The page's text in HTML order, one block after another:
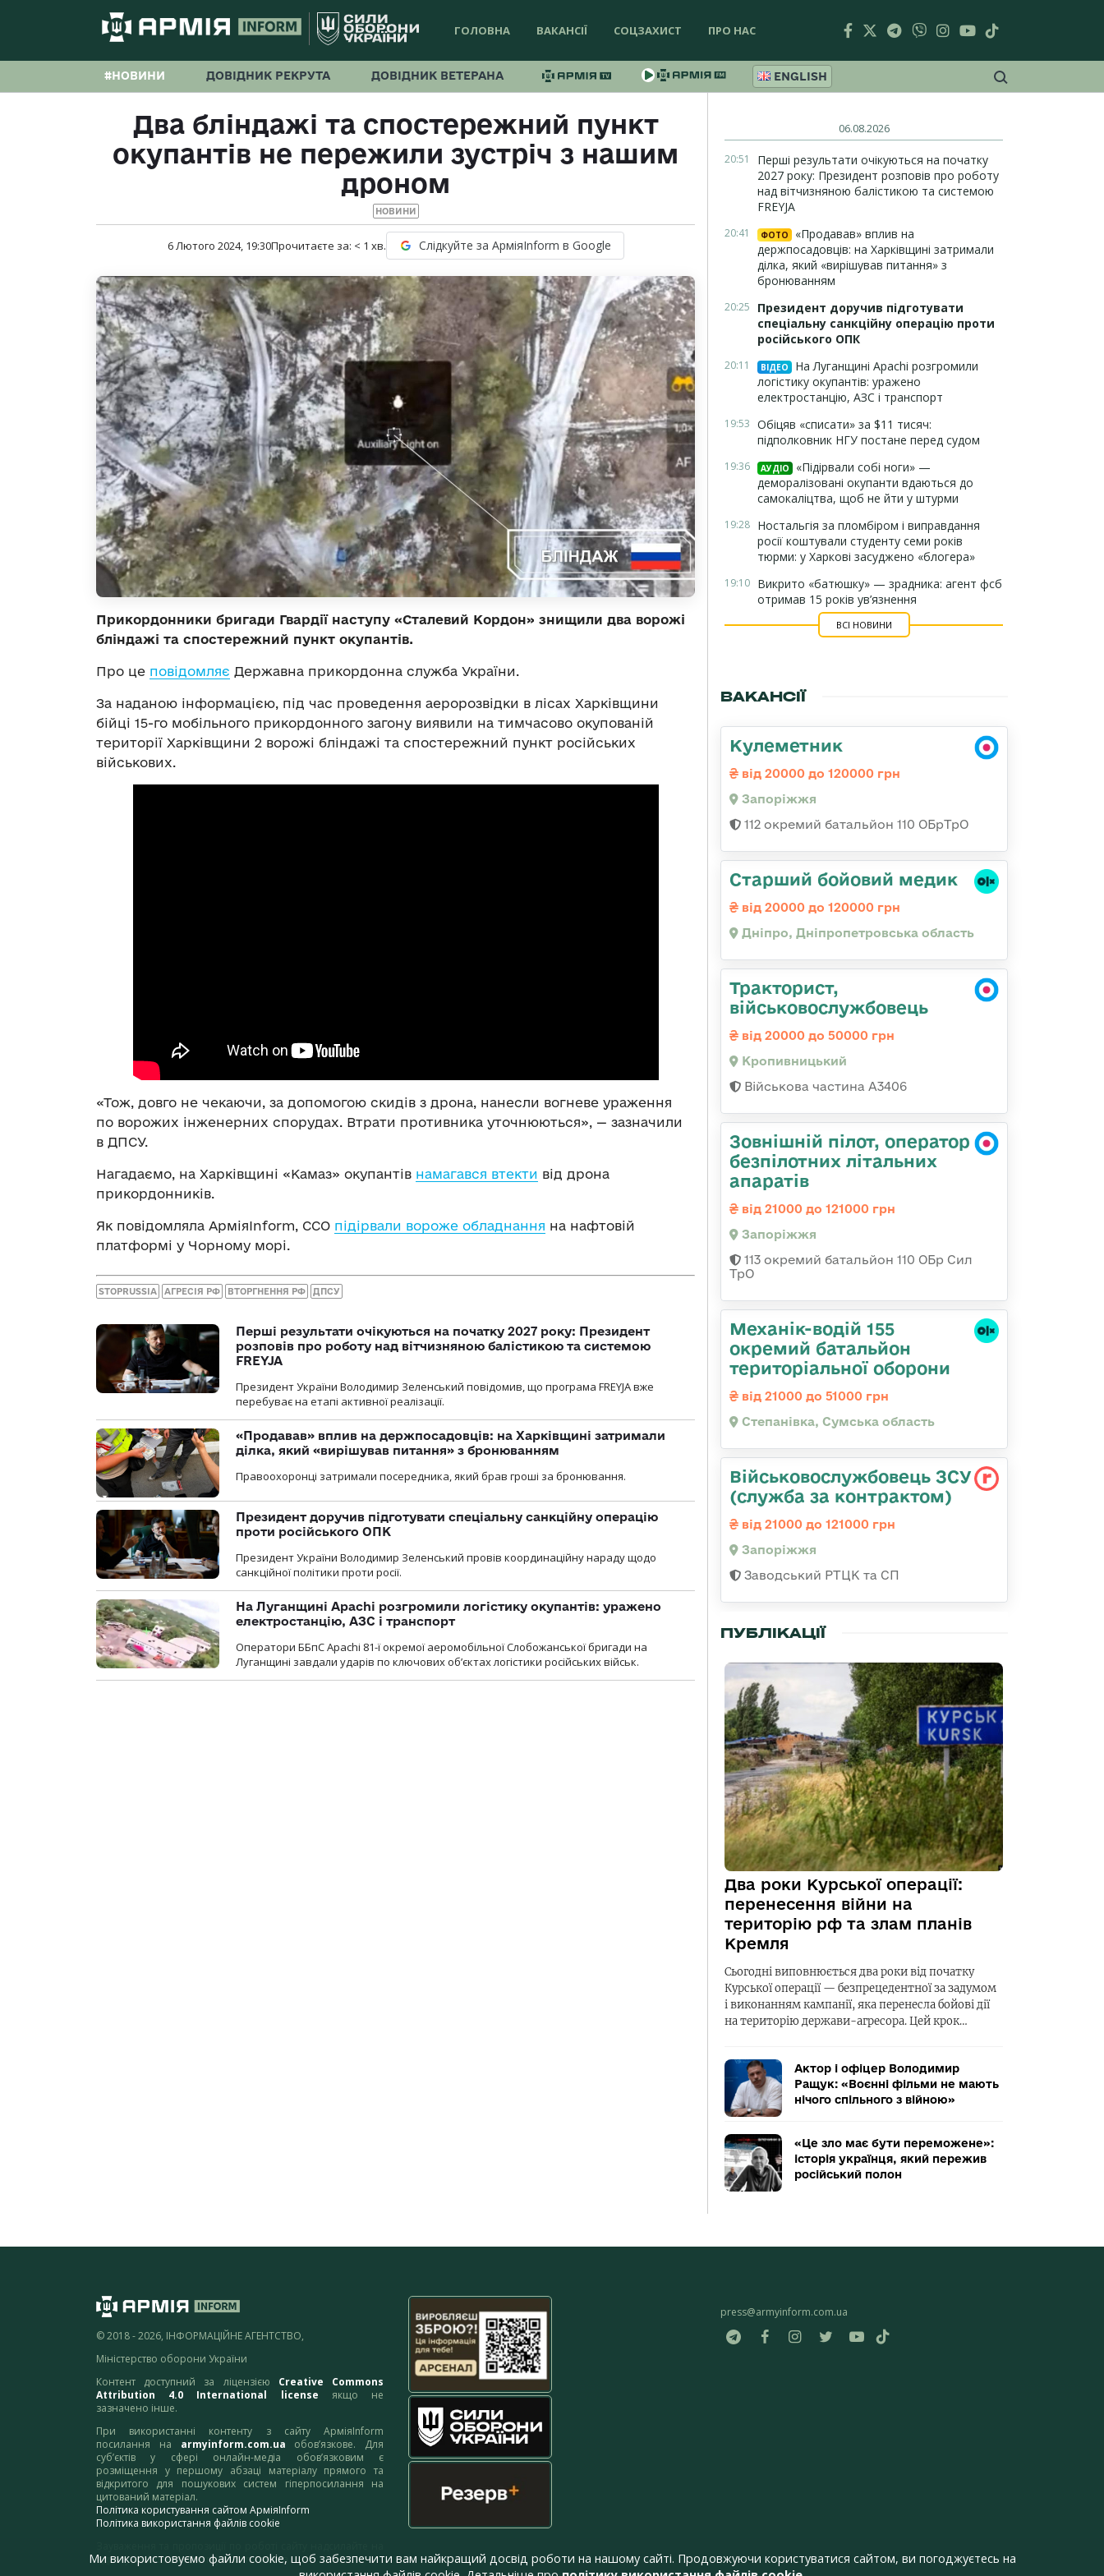
ГОЛОВНА ВАКАНСІЇ СОЦЗАХИСТ ПРО НАС
#НОВИНИ ДОВІДНИК РЕКРУТА ДОВІДНИК ВЕТЕРАНА ENGLISH
Два бліндажі та спостережний пункт
окупантів не пережили зустріч з нашим
дроном
НОВИНИ
6 Лютого 2024, 19:30Прочитаєте за: < 1 хв. Слідкуйте за АрміяInform в Google
Прикордонники бригади Гвардії наступу «Сталевий Кордон» знищили два ворожі
бліндажі та спостережний пункт окупантів.
Про це повідомляє Державна прикордонна служба України.
За наданою інформацією, під час проведення аеророзвідки в лісах Харківщини
бійці 15-го мобільного прикордонного загону виявили на тимчасово окупованій
території Харківщини 2 ворожі бліндажі та спостережний пункт російських
військових.
«Тож, довго не чекаючи, за допомогою скидів з дрона, нанесли вогневе ураження
по ворожих інженерних спорудах. Втрати противника уточнюються», — зазначили
в ДПСУ.
Нагадаємо, на Харківщині «Камаз» окупантів намагався втекти від дрона
прикордонників.
Як повідомляла АрміяInform, ССО підірвали вороже обладнання на нафтовій
платформі у Чорному морі.
STOPRUSSIA АГРЕСІЯ РФ ВТОРГНЕННЯ РФ ДПСУ
Перші результати очікуються на початку 2027 року: Президент
розповів про роботу над вітчизняною балістикою та системою
FREYJA
Президент України Володимир Зеленський повідомив, що програма FREYJA вже
перебуває на етапі активної реалізації.
«Продавав» вплив на держпосадовців: на Харківщині затримали
ділка, який «вирішував питання» з бронюванням
Правоохоронці затримали посередника, який брав гроші за бронювання.
Президент доручив підготувати спеціальну санкційну операцію
проти російського ОПК
Президент України Володимир Зеленський провів координаційну нараду щодо
санкційної політики проти росії.
На Луганщині Apachi розгромили логістику окупантів: уражено
електростанцію, АЗС і транспорт
Оператори ББпС Apachi 81-ї окремої аеромобільної Слобожанської бригади на
Луганщині завдали ударів по ключових об’єктах логістики російських військ.
06.08.2026
20:51
Перші результати очікуються на початку
2027 року: Президент розповів про роботу
над вітчизняною балістикою та системою
FREYJA
20:41 ФОТО
«Продавав» вплив на
держпосадовців: на Харківщині затримали
ділка, який «вирішував питання» з
бронюванням
20:25
Президент доручив підготувати
спеціальну санкційну операцію проти
російського ОПК
20:11 ВІДЕО
На Луганщині Apachi розгромили
логістику окупантів: уражено
електростанцію, АЗС і транспорт
19:53 Обіцяв «списати» за $11 тисяч:
підполковник НГУ постане перед судом
19:36 АУДІО
«Підірвали собі ноги» —
деморалізовані окупанти вдаються до
самокаліцтва, щоб не йти у штурми
19:28 Ностальгія за пломбіром і виправдання
росії коштували студенту семи років
тюрми: у Харкові засуджено «блогера»
19:10 Викрито «батюшку» — зрадника: агент фсб
отримав 15 років ув’язнення
ВСІ НОВИНИ
ВАКАНСІЇ
Кулеметник
від 20000 до 120000 грн
Запоріжжя
112 окремий батальйон 110 ОБрТрО
Старший бойовий медик
від 20000 до 120000 грн
Дніпро, Дніпропетровська область
Тракторист,
військовослужбовець
від 20000 до 50000 грн
Кропивницький
Військова частина А3406
Зовнішній пілот, оператор
безпілотних літальних
апаратів
від 21000 до 121000 грн
Запоріжжя
113 окремий батальйон 110 ОБр Сил
ТрО
Механік-водій 155
окремий батальйон
територіальної оборони
від 21000 до 51000 грн
Степанівка, Сумська область
Військовослужбовець ЗСУ
(служба за контрактом)
від 21000 до 121000 грн
Запоріжжя
Заводський РТЦК та СП
ПУБЛІКАЦІЇ
Два роки Курської операції:
перенесення війни на
територію рф та злам планів
Кремля
Сьогодні виповнюється два роки від початку
Курської операції — безпрецедентної за задумом
і виконанням кампанії, яка перенесла бойові дії
на територію держави-агресора. Цей крок…
Актор і офіцер Володимир
Ращук: «Воєнні фільми не мають
нічого спільного з війною»
«Це зло має бути переможене»:
історія українця, який пережив
російський полон
© 2018 - 2026, ІНФОРМАЦІЙНЕ АГЕНТСТВО,
Міністерство оборони України
Контент доступний за ліцензією Creative Commons
Attribution 4.0 International license якщо не
зазначено інше.
При використанні контенту з сайту АрміяInform
посилання на armyinform.com.ua обов’язкове. Для
суб’єктів у сфері онлайн-медіа обов’язковим є
розміщення у першому абзаці матеріалу прямого та
відкритого для пошукових систем гіперпосилання на
цитований матеріал.
Політика користування сайтом АрміяInform
Політика використання файлів cookie
адресу:webmaster@armyinform.com.ua
press@armyinform.com.ua
Ми використовуємо файли cookie, щоб забезпечити вам найкращий досвід роботи на нашому сайті. Продовжуючи користуватися сайтом, ви погоджуєтесь на